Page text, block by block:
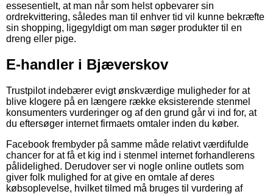
essesentielt, at man når som helst opbevarer sin
ordrekvittering, således man til enhver tid vil kunne bekræfte
sin shopping, ligegyldigt om man søger produkter til en
dreng eller pige.
E-handler i Bjæverskov
Trustpilot indebærer evigt ønskværdige muligheder for at
blive klogere på en længere række eksisterende stenmel
konsumenters vurderinger og af den grund går vi ind for, at
du eftersøger internet firmaets omtaler inden du køber.
Facebook frembyder på samme måde relativt værdifulde
chancer for at få et kig ind i stenmel internet forhandlerens
pålidelighed. Derudover ser vi nogle online outlets som
giver folk mulighed for at give en omtale af deres
købsoplevelse, hvilket tilmed må bruges til vurdering af